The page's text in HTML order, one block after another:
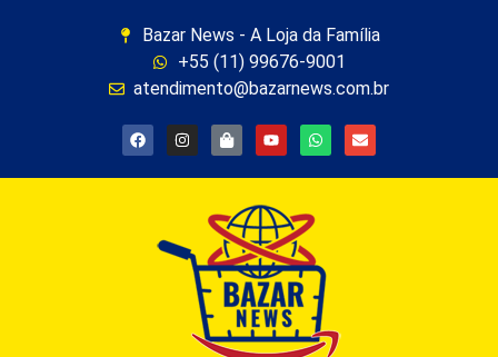
Bazar News - A Loja da Família
+55 (11) 99676-9001
atendimento@bazarnews.com.br